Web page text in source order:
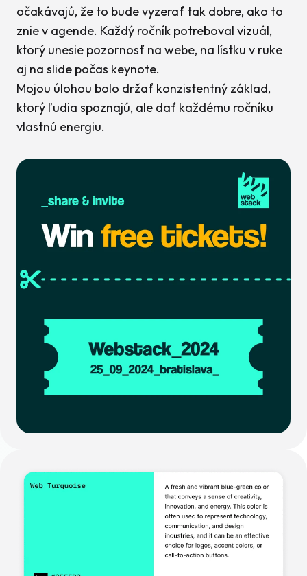
očakávajú, že to bude vyzerať tak dobre, ako to
znie v agende. Každý ročník potreboval vizuál,
ktorý unesie pozornosť na webe, na lístku v ruke
aj na slide počas keynote.
Mojou úlohou bolo držať konzistentný základ,
ktorý ľudia spoznajú, ale dať každému ročníku
vlastnú energiu.